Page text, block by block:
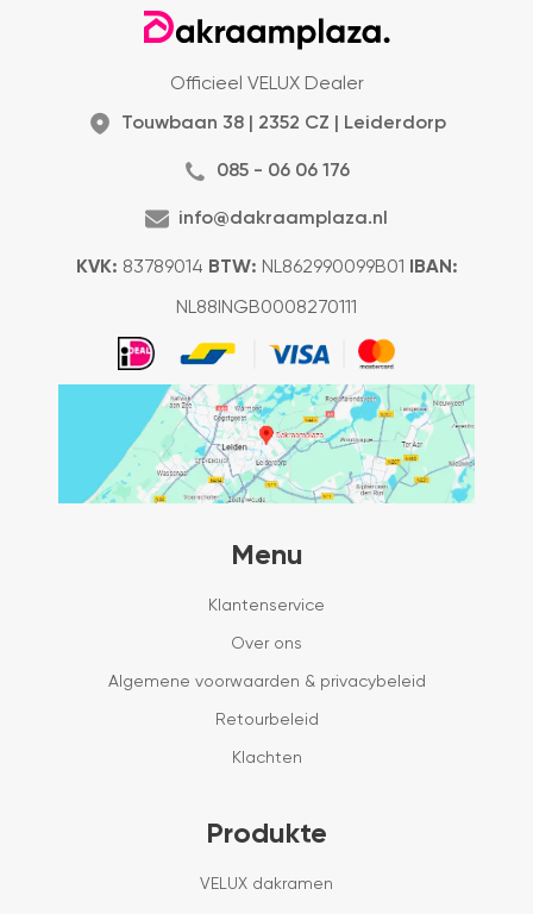
Officieel VELUX Dealer
Touwbaan 38 | 2352 CZ | Leiderdorp
085 - 06 06 176
info@dakraamplaza.nl
KVK: 83789014 BTW: NL862990099B01 IBAN:
NL88INGB0008270111
Menu
Klantenservice
Over ons
Algemene voorwaarden & privacybeleid
Retourbeleid
Klachten
Produkte
VELUX dakramen